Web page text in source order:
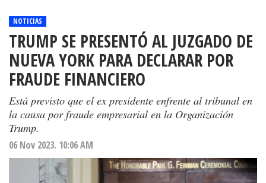
NOTICIAS
TRUMP SE PRESENTÓ AL JUZGADO DE
NUEVA YORK PARA DECLARAR POR
FRAUDE FINANCIERO
Está previsto que el ex presidente enfrente al tribunal en
la causa por fraude empresarial en la Organización
Trump.
06 Nov 2023. 10:06 AM